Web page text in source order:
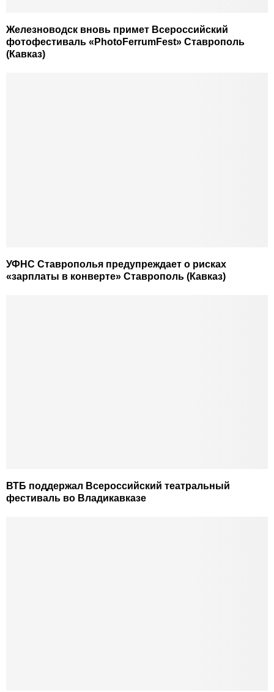
Железноводск вновь примет Всероссийский
фотофестиваль «PhotoFerrumFest» Ставрополь
(Кавказ)
УФНС Ставрополья предупреждает о рисках
«зарплаты в конверте» Ставрополь (Кавказ)
ВТБ поддержал Всероссийский театральный
фестиваль во Владикавказе